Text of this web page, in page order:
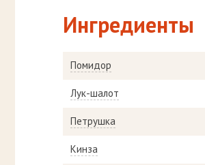
Ингредиенты
Помидор
Лук-шалот
Петрушка
Кинза